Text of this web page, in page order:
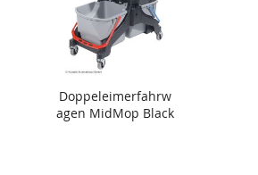
Doppeleimerfahrw
agen MidMop Black